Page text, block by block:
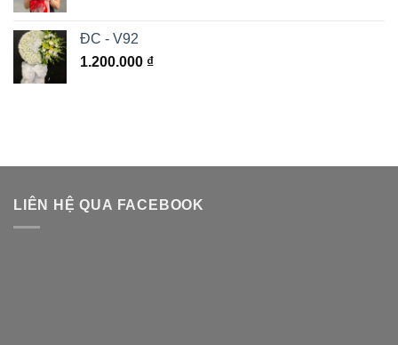
ĐC - V92
1.200.000 ₫
LIÊN HỆ QUA FACEBOOK